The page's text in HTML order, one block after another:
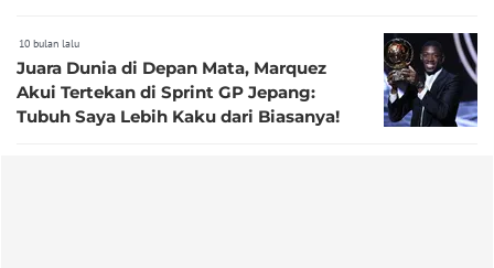
10 bulan lalu
Juara Dunia di Depan Mata, Marquez
Akui Tertekan di Sprint GP Jepang:
Tubuh Saya Lebih Kaku dari Biasanya!